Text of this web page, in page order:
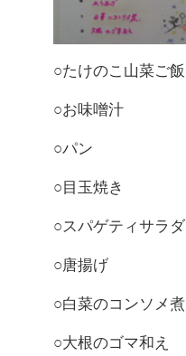
○たけのこ山菜ご飯
○お味噌汁
○パン
○目玉焼き
○スパゲティサラダ
○唐揚げ
○白菜のコンソメ煮
○大根のゴマ和え